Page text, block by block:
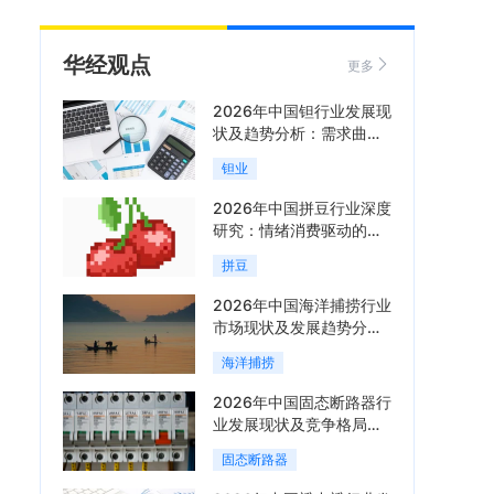
华经观点 更多
2026年中国钽行业发展现
状及趋势分析：需求曲线
陡峭与供给曲线平缓的博
弈加剧「图」
钽业
2026年中国拼豆行业深度
研究：情绪消费驱动的新
兴手工赛道「图」
拼豆
2026年中国海洋捕捞行业
市场现状及发展趋势分
析：科技赋能与智能化转
型加速「图」
海洋捕捞
2026年中国固态断路器行
业发展现状及竞争格局分
析：国际巨头领跑技术，
国内企业加速追赶「图」
固态断路器